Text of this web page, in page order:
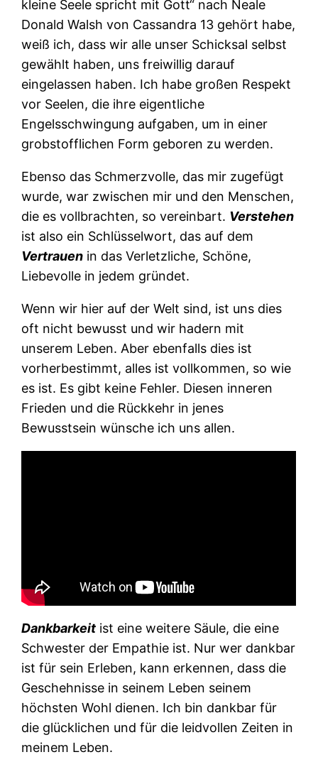
kleine Seele spricht mit Gott“ nach Neale
Donald Walsh von Cassandra 13 gehört habe,
weiß ich, dass wir alle unser Schicksal selbst
gewählt haben, uns freiwillig darauf
eingelassen haben. Ich habe großen Respekt
vor Seelen, die ihre eigentliche
Engelsschwingung aufgaben, um in einer
grobstofflichen Form geboren zu werden.
Ebenso das Schmerzvolle, das mir zugefügt
wurde, war zwischen mir und den Menschen,
die es vollbrachten, so vereinbart. Verstehen
ist also ein Schlüsselwort, das auf dem
Vertrauen in das Verletzliche, Schöne,
Liebevolle in jedem gründet.
Wenn wir hier auf der Welt sind, ist uns dies
oft nicht bewusst und wir hadern mit
unserem Leben. Aber ebenfalls dies ist
vorherbestimmt, alles ist vollkommen, so wie
es ist. Es gibt keine Fehler. Diesen inneren
Frieden und die Rückkehr in jenes
Bewusstsein wünsche ich uns allen.
Dankbarkeit ist eine weitere Säule, die eine
Schwester der Empathie ist. Nur wer dankbar
ist für sein Erleben, kann erkennen, dass die
Geschehnisse in seinem Leben seinem
höchsten Wohl dienen. Ich bin dankbar für
die glücklichen und für die leidvollen Zeiten in
meinem Leben.